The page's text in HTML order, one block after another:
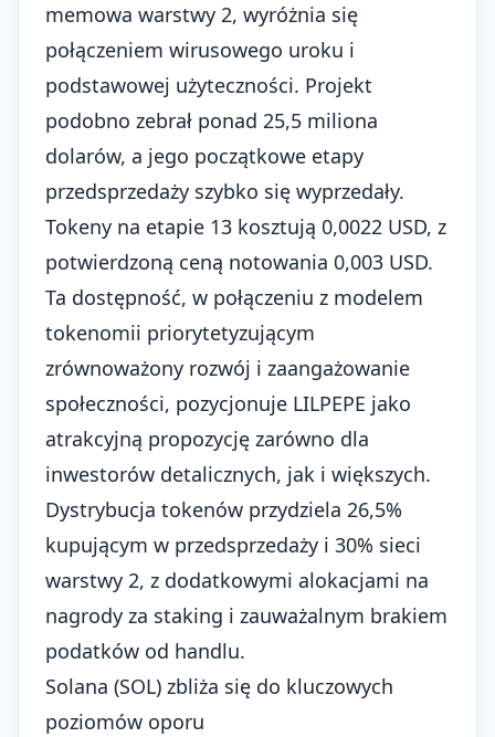
memowa warstwy 2, wyróżnia się
połączeniem wirusowego uroku i
podstawowej użyteczności. Projekt
podobno zebrał ponad 25,5 miliona
dolarów, a jego początkowe etapy
przedsprzedaży szybko się wyprzedały.
Tokeny na etapie 13 kosztują 0,0022 USD, z
potwierdzoną ceną notowania 0,003 USD.
Ta dostępność, w połączeniu z modelem
tokenomii priorytetyzującym
zrównoważony rozwój i zaangażowanie
społeczności, pozycjonuje LILPEPE jako
atrakcyjną propozycję zarówno dla
inwestorów detalicznych, jak i większych.
Dystrybucja tokenów przydziela 26,5%
kupującym w przedsprzedaży i 30% sieci
warstwy 2, z dodatkowymi alokacjami na
nagrody za staking i zauważalnym brakiem
podatków od handlu.
Solana (SOL) zbliża się do kluczowych
poziomów oporu